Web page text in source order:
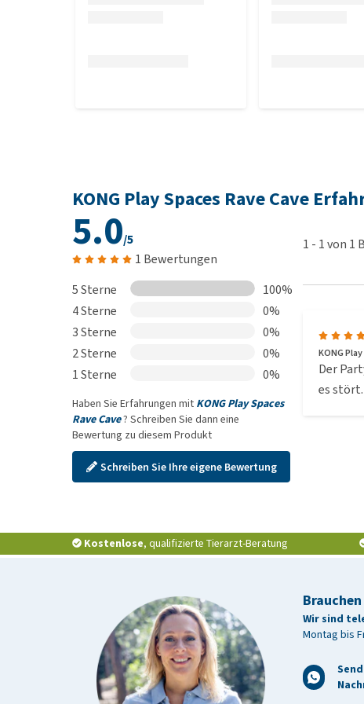
KONG Play Spaces Rave Cave
5.0/5
1 Bewertungen
5 Sterne
100%
4 Sterne
0%
3 Sterne
0%
2 Sterne
0%
1 Sterne
0%
Haben Sie Erfahrungen mit KONG Play Spaces
Rave Cave? Schreiben Sie dann eine
Bewertung zu diesem Produkt
Schreiben Sie Ihre eigene Bewertung
1 - 1von 1
KONG
Der
es
Kostenlose, qualifizierte Tierarzt-Beratung
Wir sind
Montag bis